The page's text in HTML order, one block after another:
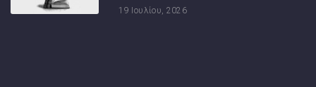
19 Ιουλίου, 2026